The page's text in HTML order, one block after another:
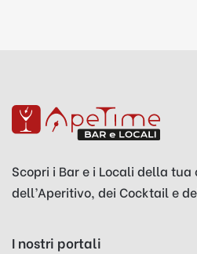
Scopri i Bar e i Locali della
dell’Aperitivo, dei Cocktail e
I nostri portali